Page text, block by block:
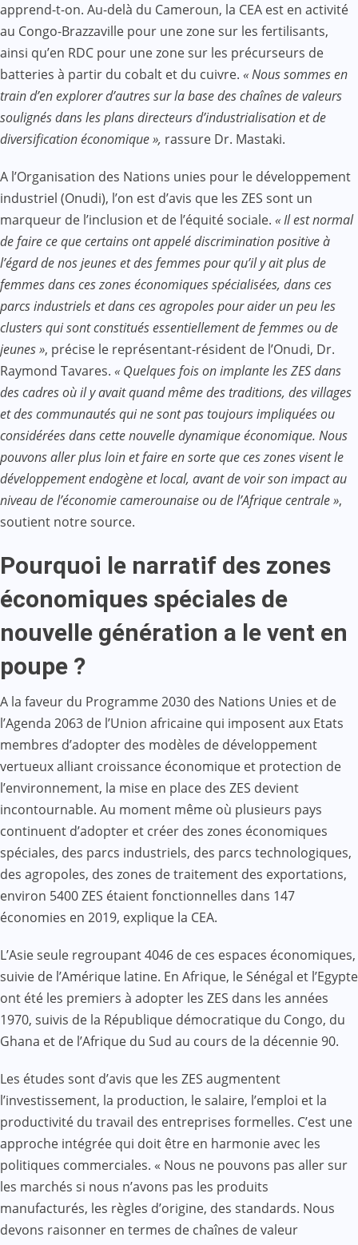
apprend-t-on. Au-delà du Cameroun, la CEA est en activité
au Congo-Brazzaville pour une zone sur les fertilisants,
ainsi qu’en RDC pour une zone sur les précurseurs de
batteries à partir du cobalt et du cuivre. « Nous sommes en
train d’en explorer d’autres sur la base des chaînes de valeurs
soulignés dans les plans directeurs d’industrialisation et de
diversification économique », rassure Dr. Mastaki.
A l’Organisation des Nations unies pour le développement
industriel (Onudi), l’on est d’avis que les ZES sont un
marqueur de l’inclusion et de l’équité sociale. « Il est normal
de faire ce que certains ont appelé discrimination positive à
l’égard de nos jeunes et des femmes pour qu’il y ait plus de
femmes dans ces zones économiques spécialisées, dans ces
parcs industriels et dans ces agropoles pour aider un peu les
clusters qui sont constitués essentiellement de femmes ou de
jeunes », précise le représentant-résident de l’Onudi, Dr.
Raymond Tavares. « Quelques fois on implante les ZES dans
des cadres où il y avait quand même des traditions, des villages
et des communautés qui ne sont pas toujours impliquées ou
considérées dans cette nouvelle dynamique économique. Nous
pouvons aller plus loin et faire en sorte que ces zones visent le
développement endogène et local, avant de voir son impact au
niveau de l’économie camerounaise ou de l’Afrique centrale »,
soutient notre source.
Pourquoi le narratif des zones
économiques spéciales de
nouvelle génération a le vent en
poupe ?
A la faveur du Programme 2030 des Nations Unies et de
l’Agenda 2063 de l’Union africaine qui imposent aux Etats
membres d’adopter des modèles de développement
vertueux alliant croissance économique et protection de
l’environnement, la mise en place des ZES devient
incontournable. Au moment même où plusieurs pays
continuent d’adopter et créer des zones économiques
spéciales, des parcs industriels, des parcs technologiques,
des agropoles, des zones de traitement des exportations,
environ 5400 ZES étaient fonctionnelles dans 147
économies en 2019, explique la CEA.
L’Asie seule regroupant 4046 de ces espaces économiques,
suivie de l’Amérique latine. En Afrique, le Sénégal et l’Egypte
ont été les premiers à adopter les ZES dans les années
1970, suivis de la République démocratique du Congo, du
Ghana et de l’Afrique du Sud au cours de la décennie 90.
Les études sont d’avis que les ZES augmentent
l’investissement, la production, le salaire, l’emploi et la
productivité du travail des entreprises formelles. C’est une
approche intégrée qui doit être en harmonie avec les
politiques commerciales. « Nous ne pouvons pas aller sur
les marchés si nous n’avons pas les produits
manufacturés, les règles d’origine, des standards. Nous
devons raisonner en termes de chaînes de valeur